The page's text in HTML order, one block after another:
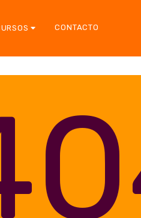
CONTACTO